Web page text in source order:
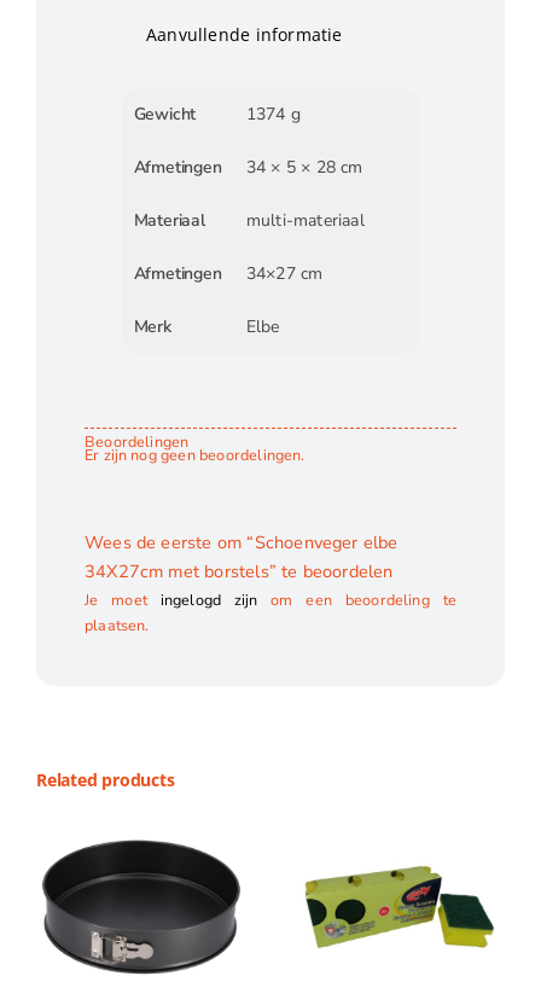
Aanvullende informatie
Gewicht 1374 g
Afmetingen 34 × 5 × 28 cm
Materiaal multi-materiaal
Afmetingen 34×27 cm
Merk Elbe
Beoordelingen
Er zijn nog geen beoordelingen.
Wees de eerste om “Schoenveger elbe
34X27cm met borstels” te beoordelen
Je moet ingelogd zijn om een beoordeling te
plaatsen.
Related products